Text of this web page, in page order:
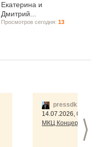
Екатерина и
Дмитрий...
Просмотров сегодня: 13
>
pressdk1
14.07.2026, 01:42
МКЦ Концертный